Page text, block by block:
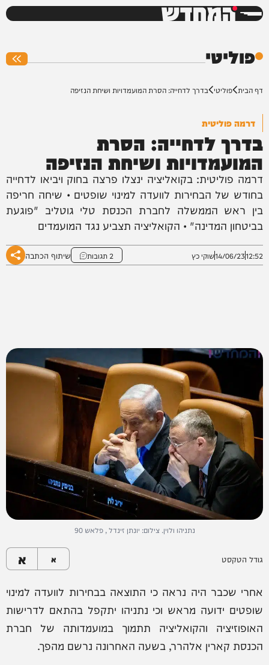
המחדש
פוליטי
דף הבית פוליטי בדרך לדחייה: הסרת המועמדויות ושיחת הנזיפה
דרמה פוליטית
בדרך לדחייה: הסרת
המועמדויות ושיחת הנזיפה
דרמה פוליטית: בקואליציה ינצלו פרצה בחוק ויביאו לדחייה
בחודש של הבחירות לוועדה למינוי שופטים • שיחה חריפה
בין ראש הממשלה לחברת הכנסת טלי גוטליב "פוגעת
בביטחון המדינה" • הקואליציה תצביע נגד המועמדים
12:52
14/06/23שוקי כץ 2 תגובות שיתוף הכתבה
נתניהו ולוין. צילום: יונתן זינדל , פלאש 90
גודל הטקסט א א
אחרי שכבר היה נראה כי התוצאה בבחירות לוועדה למינוי
שופטים ידועה מראש וכי נתניהו יתקפל בהתאם לדרישות
האופוזיציה והקואליציה תתמוך במועמדותה של חברת
הכנסת קארין אלהרר, בשעה האחרונה נרשם מהפך.